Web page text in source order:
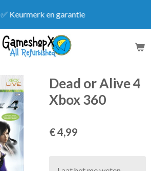
✅ Keurmerk en garantie
Dead or Alive 4
Xbox 360
€ 4,99